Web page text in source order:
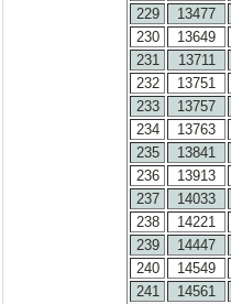
229
13477
230
13649
231
13711
232
13751
233
13757
234
13763
235
13841
236
13913
237
14033
238
14221
239
14447
240
14549
241
14561